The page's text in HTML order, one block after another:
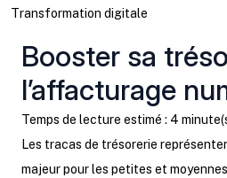
Transformation digitale
Booster sa
l’affacturage
Temps de lecture estimé : 4
Les tracas de trésorerie
majeur pour les petites et